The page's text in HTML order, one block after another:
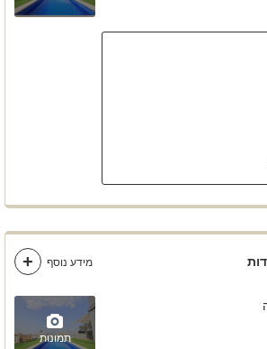
תמונות
מידע נוסף